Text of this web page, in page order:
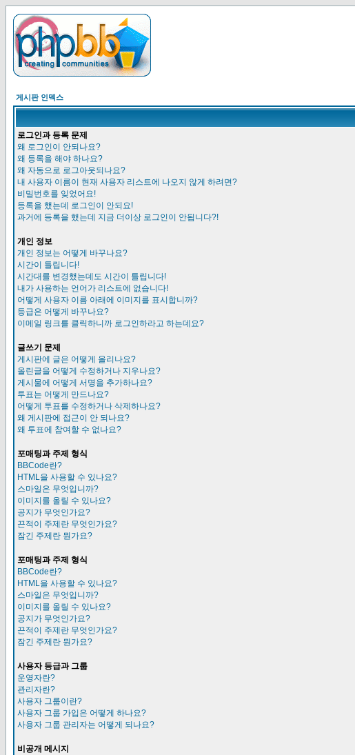
게시판 인덱스
로그인과 등록 문제
왜 로그인이 안되나요?
왜 등록을 해야 하나요?
왜 자동으로 로그아웃되나요?
내 사용자 이름이 현재 사용자 리스트에 나오지 않게 하려면?
비밀번호를 잊었어요!
등록을 했는데 로그인이 안되요!
과거에 등록을 했는데 지금 더이상 로그인이 안됩니다?!
개인 정보
개인 정보는 어떻게 바꾸나요?
시간이 틀립니다!
시간대를 변경했는데도 시간이 틀립니다!
내가 사용하는 언어가 리스트에 없습니다!
어떻게 사용자 이름 아래에 이미지를 표시합니까?
등급은 어떻게 바꾸나요?
이메일 링크를 클릭하니까 로그인하라고 하는데요?
글쓰기 문제
게시판에 글은 어떻게 올리나요?
올린글을 어떻게 수정하거나 지우나요?
게시물에 어떻게 서명을 추가하나요?
투표는 어떻게 만드나요?
어떻게 투표를 수정하거나 삭제하나요?
왜 게시판에 접근이 안 되나요?
왜 투표에 참여할 수 없나요?
포매팅과 주제 형식
BBCode란?
HTML을 사용할 수 있나요?
스마일은 무엇입니까?
이미지를 올릴 수 있나요?
공지가 무엇인가요?
끈적이 주제란 무엇인가요?
잠긴 주제란 뭔가요?
포매팅과 주제 형식
BBCode란?
HTML을 사용할 수 있나요?
스마일은 무엇입니까?
이미지를 올릴 수 있나요?
공지가 무엇인가요?
끈적이 주제란 무엇인가요?
잠긴 주제란 뭔가요?
사용자 등급과 그룹
운영자란?
관리자란?
사용자 그룹이란?
사용자 그룹 가입은 어떻게 하나요?
사용자 그룹 관리자는 어떻게 되나요?
비공개 메시지